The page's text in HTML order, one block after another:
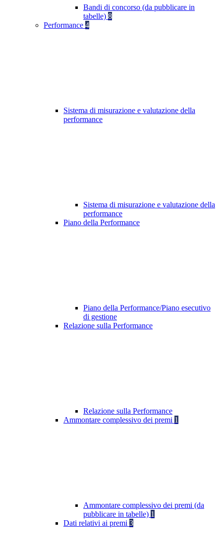
Bandi di concorso (da pubblicare in
tabelle) 8
Performance 4
Sistema di misurazione e valutazione della
performance
Sistema di misurazione e valutazione della
performance
Piano della Performance
Piano della Performance/Piano esecutivo
di gestione
Relazione sulla Performance
Relazione sulla Performance
Ammontare complessivo dei premi 1
Ammontare complessivo dei premi (da
pubblicare in tabelle) 1
Dati relativi ai premi 3